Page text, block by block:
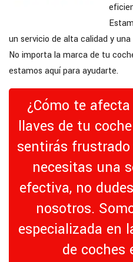
un servicio de alta calidad y
No importa la marca de tu
estamos aquí para ayudarte.
¿Cómo te
llaves de tu
sentirás
necesitas una
efectiva, no
nosotros.
especializada en
de coches